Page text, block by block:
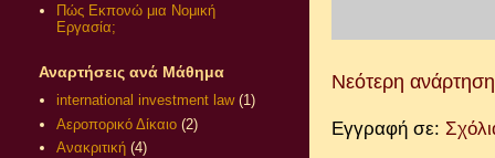
Νεότερη ανάρτηση
Εγγραφή σε:
Πώς Εκπονώ μια Νομική
Εργασία;
Αναρτήσεις ανά Μάθημα
international investment law (1)
Αεροπορικό Δίκαιο (2)
Ανακριτική (4)